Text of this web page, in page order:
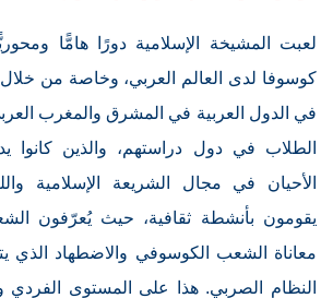
لعبت المشيخة الإسلامية دورًا هامًّا
كوسوفا لدى العالم العربي، وخاصة من
في الدول العربية في المشرق والمغرب
الطلاب في دول دراستهم، والذين
الأحيان في مجال الشريعة الإسلامية
يقومون بأنشطة ثقافية، حيث يُعرّفون
معاناة الشعب الكوسوفي والاضطهاد
النظام الصربي. هذا على المستوى الفردي